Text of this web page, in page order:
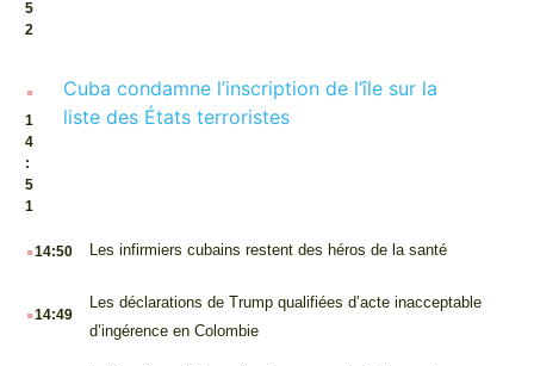
5
2
.
1
4
:
5
1
Cuba condamne l’inscription de l’île sur la
liste des États terroristes
.14:50 Les infirmiers cubains restent des héros de la santé
.14:49
Les déclarations de Trump qualifiées d’acte inacceptable
d’ingérence en Colombie